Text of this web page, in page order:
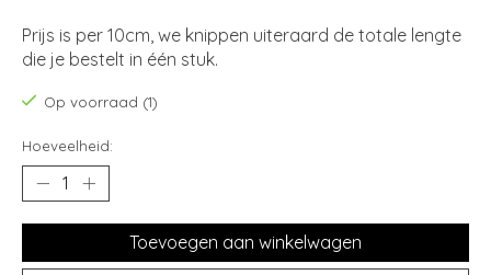
Prijs is per 10cm, we knippen uiteraard de totale lengte
die je bestelt in één stuk.
Op voorraad (1)
Hoeveelheid:
Toevoegen aan winkelwagen